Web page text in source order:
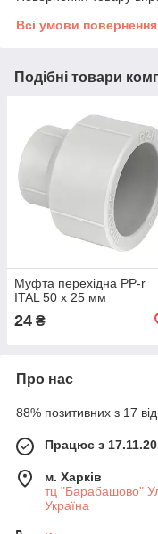
Всі умови повернення
Подібні товари
Муфта перехідна PP-r
ITAL 50 x 25 мм
24 ₴
Про нас
88% позитивних з 17
Працює з
м. Харків
тц "Барабашово"
Україна